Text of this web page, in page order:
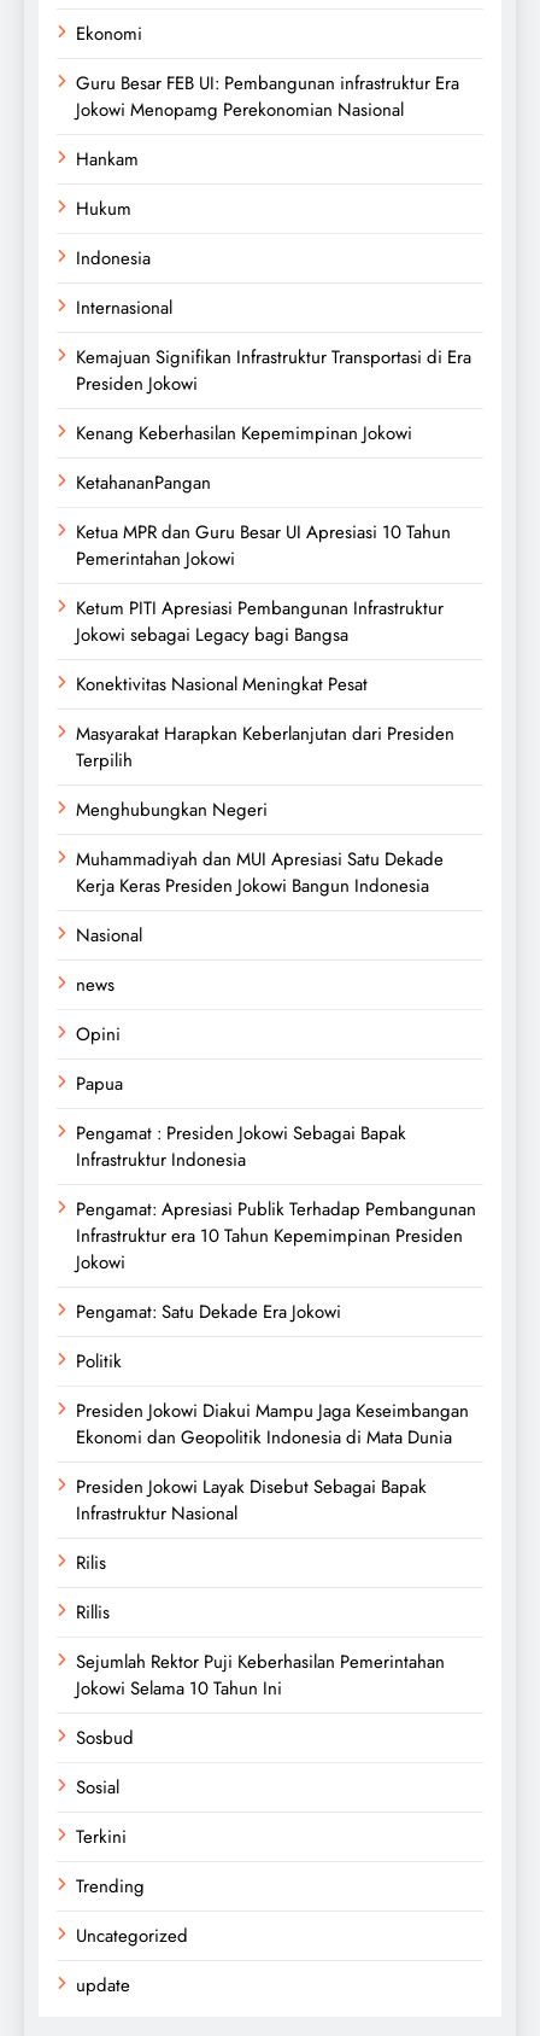
Ekonomi
Guru Besar FEB UI: Pembangunan infrastruktur Era
Jokowi Menopamg Perekonomian Nasional
Hankam
Hukum
Indonesia
Internasional
Kemajuan Signifikan Infrastruktur Transportasi di Era
Presiden Jokowi
Kenang Keberhasilan Kepemimpinan Jokowi
KetahananPangan
Ketua MPR dan Guru Besar UI Apresiasi 10 Tahun
Pemerintahan Jokowi
Ketum PITI Apresiasi Pembangunan Infrastruktur
Jokowi sebagai Legacy bagi Bangsa
Konektivitas Nasional Meningkat Pesat
Masyarakat Harapkan Keberlanjutan dari Presiden
Terpilih
Menghubungkan Negeri
Muhammadiyah dan MUI Apresiasi Satu Dekade
Kerja Keras Presiden Jokowi Bangun Indonesia
Nasional
news
Opini
Papua
Pengamat : Presiden Jokowi Sebagai Bapak
Infrastruktur Indonesia
Pengamat: Apresiasi Publik Terhadap Pembangunan
Infrastruktur era 10 Tahun Kepemimpinan Presiden
Jokowi
Pengamat: Satu Dekade Era Jokowi
Politik
Presiden Jokowi Diakui Mampu Jaga Keseimbangan
Ekonomi dan Geopolitik Indonesia di Mata Dunia
Presiden Jokowi Layak Disebut Sebagai Bapak
Infrastruktur Nasional
Rilis
Rillis
Sejumlah Rektor Puji Keberhasilan Pemerintahan
Jokowi Selama 10 Tahun Ini
Sosbud
Sosial
Terkini
Trending
Uncategorized
update